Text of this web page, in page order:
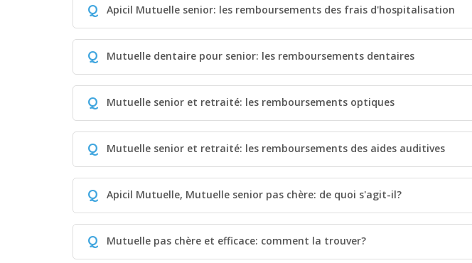
Q Apicil Mutuelle senior: les remboursements des frais d'hospitalisation
Q Mutuelle dentaire pour senior: les remboursements dentaires
Q Mutuelle senior et retraité: les remboursements optiques
Q Mutuelle senior et retraité: les remboursements des aides auditives
Q Apicil Mutuelle, Mutuelle senior pas chère: de quoi s'agit-il?
Q Mutuelle pas chère et efficace: comment la trouver?